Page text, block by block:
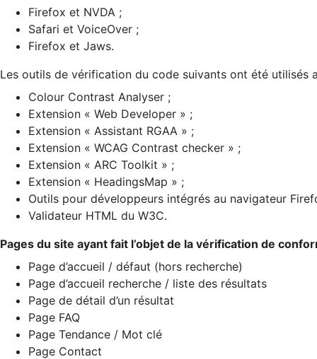
Firefox et NVDA ;
Safari et VoiceOver ;
Firefox et Jaws.
Les outils de vérification du code suivants ont été utilisés
Colour Contrast Analyser ;
Extension « Web Developer » ;
Extension « Assistant RGAA » ;
Extension « WCAG Contrast checker » ;
Extension « ARC Toolkit » ;
Extension « HeadingsMap » ;
Outils pour développeurs intégrés au navigateur
Validateur HTML du W3C.
Pages du site ayant fait l’objet de la vérification de
Page d’accueil / défaut (hors recherche)
Page d’accueil recherche / liste des résultats
Page de détail d’un résultat
Page FAQ
Page Tendance / Mot clé
Page Contact